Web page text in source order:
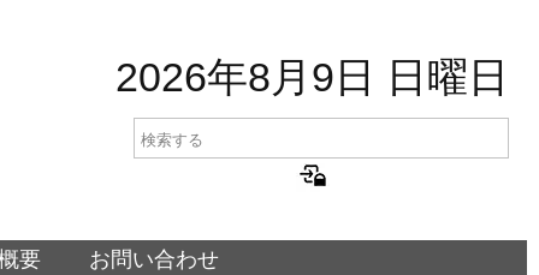
2026年8月9日 日曜日
要 お問い合わせ